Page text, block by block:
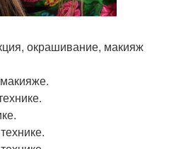
окрашивание, макияж